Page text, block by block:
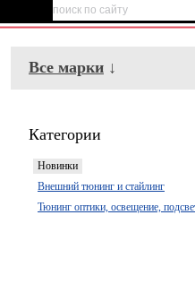
зеркала,обвесы
Все марки ↓
Категории
Новинки
Внешний тюнинг и стайлинг
Тюнинг оптики, освещение,